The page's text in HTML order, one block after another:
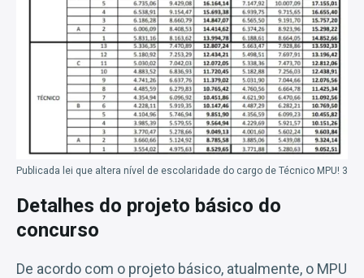
Publicada lei que altera nível de escolaridade do cargo de Técnico MPU! 3
Detalhes do projeto básico do
concurso
De acordo com o projeto básico, atualmente, o MPU